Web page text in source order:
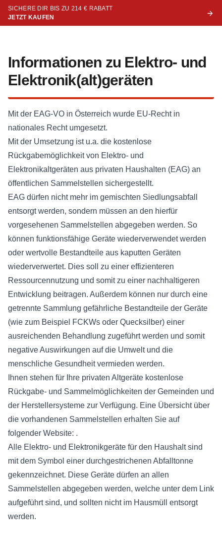
SICHERE DIR BIS ZU 214 € RABATT
JETZT KAUFEN
Informationen zu Elektro- und
Elektronik(alt)geräten
Mit der EAG-VO in Österreich wurde EU-Recht in
nationales Recht umgesetzt.
Mit der Umsetzung ist u.a. die kostenlose
Rückgabemöglichkeit von Elektro- und
Elektronikaltgeräten aus privaten Haushalten (EAG) an
öffentlichen Sammelstellen sichergestellt.
EAG dürfen nicht mehr im gemischten Siedlungsabfall
entsorgt werden, sondern müssen an den hierfür
vorgesehenen Sammelstellen abgegeben werden. So
können funktionsfähige Geräte wiederverwendet werden
oder wertvolle Bestandteile aus kaputten Geräten
wiederverwertet. Dies soll zu einer effizienteren
Ressourcennutzung und somit zu einer nachhaltigeren
Entwicklung beitragen. Außerdem können nur durch eine
getrennte Sammlung gefährliche Bestandteile der Geräte
(wie zum Beispiel FCKWs oder Quecksilber) einer
ausreichenden Behandlung zugeführt werden und somit
negative Auswirkungen auf die Umwelt und die
menschliche Gesundheit vermieden werden.
Ihnen stehen für Ihre privaten Altgeräte kostenlose
Rückgabe- und Sammelmöglichkeiten der Gemeinden und
der Herstellersysteme zur Verfügung. Eine Übersicht über
die vorhandenen Sammelstellen erhalten Sie auf
folgender Website: .
Alle Elektro- und Elektronikgeräte für den Haushalt sind
mit dem Symbol einer durchgestrichenen Abfalltonne
gekennzeichnet. Diese Geräte dürfen an allen
Sammelstellen abgegeben werden, welche unter dem Link
aufgeführt sind, und sollten nicht im Hausmüll entsorgt
werden.